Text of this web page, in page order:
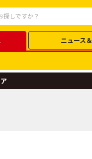
ニュース